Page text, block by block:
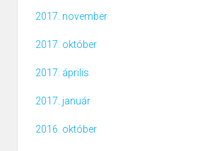
2017. november
2017. október
2017. április
2017. január
2016. október